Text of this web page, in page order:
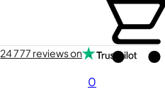
0
24 777 reviews on